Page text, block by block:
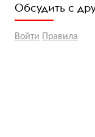
Обсудить с
Войти Правила